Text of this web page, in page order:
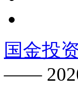
国金投
——